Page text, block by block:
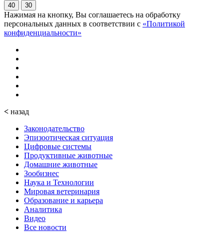
40 30
Нажимая на кнопку, Вы соглашаетесь на обработку
персональных данных в соответствии с «Политикой
конфиденциальности»
< назад
Законодательство
Эпизоотическая ситуация
Цифровые системы
Продуктивные животные
Домашние животные
Зообизнес
Наука и Технологии
Мировая ветеринария
Образование и карьера
Аналитика
Видео
Все новости